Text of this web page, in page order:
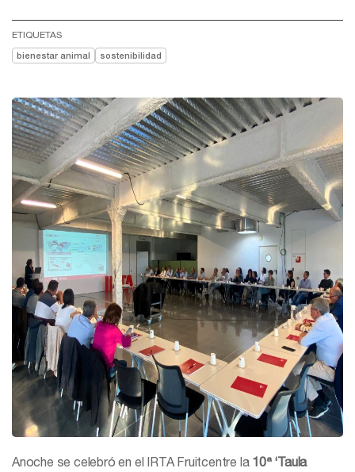
ETIQUETAS
bienestar animal sostenibilidad
Anoche se celebró en el IRTA Fruitcentre la 10ª ‘Taula